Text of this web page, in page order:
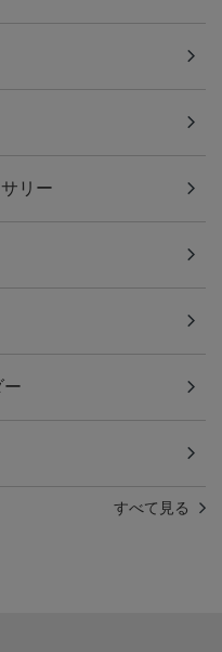
リー
ー
すべて見る